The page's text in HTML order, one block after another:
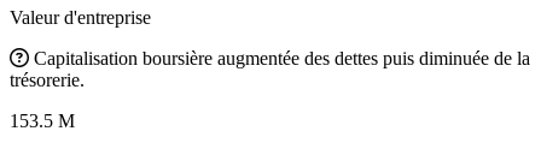
Valeur d'entreprise
Capitalisation boursière augmentée des dettes puis diminuée de la
trésorerie.
153.5 M